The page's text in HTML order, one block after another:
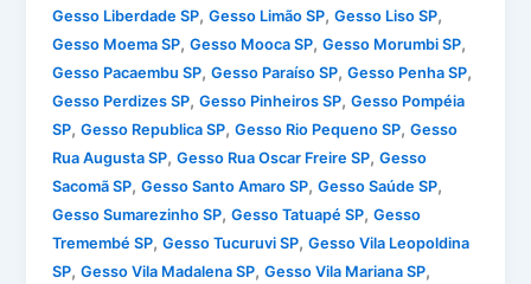
Gesso Liberdade SP,Gesso Limão SP,Gesso Liso SP,
Gesso Moema SP,Gesso Mooca SP,Gesso Morumbi SP,
Gesso Pacaembu SP,Gesso Paraíso SP,Gesso Penha SP,
Gesso Perdizes SP,Gesso Pinheiros SP,Gesso Pompéia
SP,Gesso Republica SP,Gesso Rio Pequeno SP,Gesso
Rua Augusta SP,Gesso Rua Oscar Freire SP,Gesso
Sacomã SP,Gesso Santo Amaro SP,Gesso Saúde SP,
Gesso Sumarezinho SP,Gesso Tatuapé SP,Gesso
Tremembé SP,Gesso Tucuruvi SP,Gesso Vila Leopoldina
SP,Gesso Vila Madalena SP,Gesso Vila Mariana SP,